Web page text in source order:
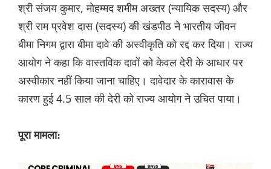
श्री संजय कुमार, मोहम्मद शमीम अख्तर (न्यायिक सदस्य) और
श्री राम प्रवेश दास (सदस्य) की खंडपीठ ने भारतीय जीवन
बीमा निगम द्वारा बीमा दावे की अस्वीकृति को रद्द कर दिया। राज्य
आयोग ने कहा कि वास्तविक दावों को केवल देरी के आधार पर
अस्वीकार नहीं किया जाना चाहिए। दावेदार के कारावास के
कारण हुई 4.5 साल की देरी को राज्य आयोग ने उचित पाया।
पूरा मामला: